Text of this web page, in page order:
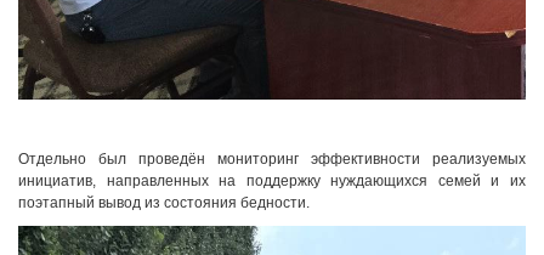
Отдельно был проведён мониторинг эффективности реализуемых
инициатив, направленных на поддержку нуждающихся семей и их
поэтапный вывод из состояния бедности.